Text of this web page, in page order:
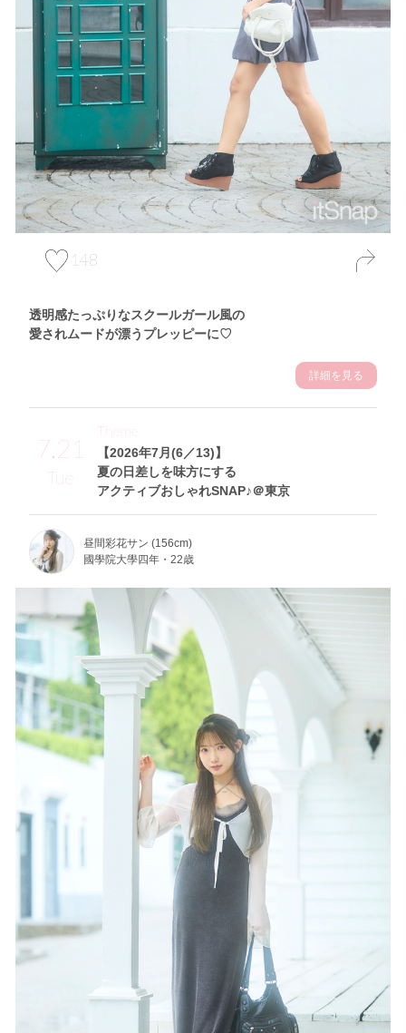
148
透明感たっぷりなスクールガール風の
愛されムードが漂うプレッピーに♡
詳細を見る
7.21
Tue
【2026年7月(6／13)】
夏の日差しを味方にする
アクティブおしゃれSNAP♪＠東京
Theme
昼間彩花サン (156cm)
國學院大學四年・22歳